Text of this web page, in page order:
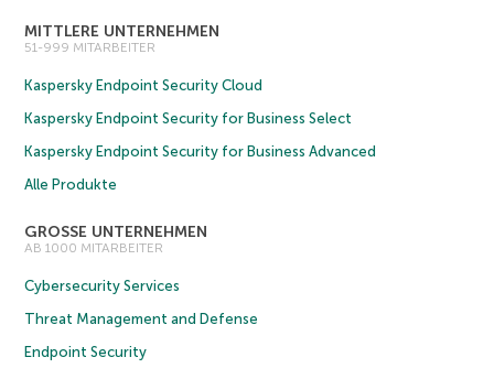
MITTLERE UNTERNEHMEN
51-999 MITARBEITER
Kaspersky Endpoint Security Cloud
Kaspersky Endpoint Security for Business Select
Kaspersky Endpoint Security for Business Advanced
Alle Produkte
GROSSE UNTERNEHMEN
AB 1000 MITARBEITER
Cybersecurity Services
Threat Management and Defense
Endpoint Security